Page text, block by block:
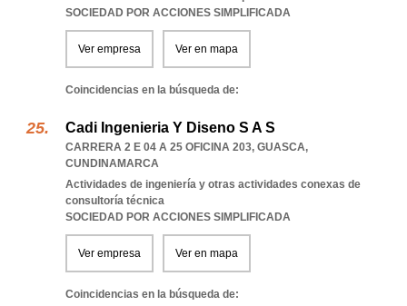
SOCIEDAD POR ACCIONES SIMPLIFICADA
Ver empresa Ver en mapa
Coincidencias en la búsqueda de:
Cadi Ingenieria Y Diseno S A S
CARRERA 2 E 04 A 25 OFICINA 203, GUASCA,
CUNDINAMARCA
Actividades de ingeniería y otras actividades conexas de
consultoría técnica
SOCIEDAD POR ACCIONES SIMPLIFICADA
Ver empresa Ver en mapa
Coincidencias en la búsqueda de: